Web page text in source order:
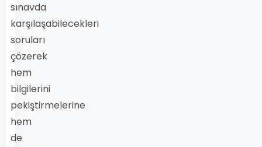
sınavda
karşılaşabilecekleri
soruları
çözerek
hem
bilgilerini
pekiştirmelerine
hem
de